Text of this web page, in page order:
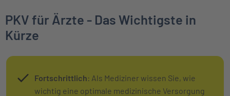
PKV für Ärzte - Das Wichtigste in
Kürze
Fortschrittlich: Als Mediziner wissen Sie, wie
wichtig eine optimale medizinische Versorgung